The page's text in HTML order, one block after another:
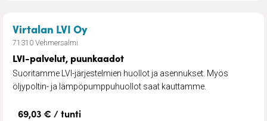
Virtalan LVI Oy– LVI-palvelut, puunkaadot
71310 Vehmersalmi
LVI-palvelut, puunkaadot
Suoritamme LVI-järjestelmien huollot ja asennukset. Myös
öljypoltin- ja lämpöpumppuhuollot saat kauttamme.
69,03 € / tunti